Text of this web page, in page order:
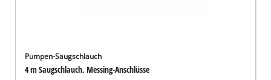
Pumpen-Saugschlauch
4 m Saugschlauch, Messing-Anschlüsse